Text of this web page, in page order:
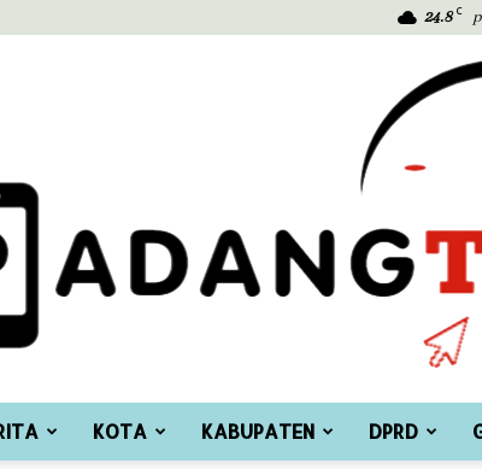
24.8 C
KOTA KABUPATEN DPRD